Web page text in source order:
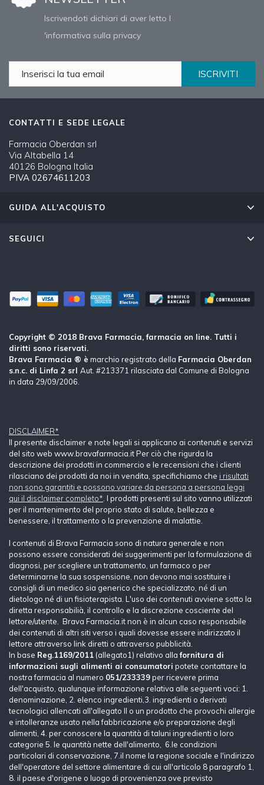
Iscrivendoti dichiari di aver letto l
'informativa sulla privacy
ISCRIVITI
CONTATTI E SEDE LEGALE
Farmacia Oberdan srl
Via Altabella 14
40126 Bologna Italia
PIVA 02674611203
GUIDA ALL'ACQUISTO
SEGUICI
Copyright © 2018 Brava Farmacia, farmacia on line. Tutti i
diritti sono riservati.
Brava Farmacia ® è marchio registrato della Farmacia Oberdan
s.n.c. di Linfa 2 srl Aut. #213371 rilasciata dal Comune di Bologna
in data 29/09/2006.
DISCLAIMER*
Il presente disclaimer e note legali si applicano ai contenuti e servizi
del sito web www.bravafarmacia.it Per ciò che rigurda la
descrizione dei prodotti in commercio e le recensioni che i clienti
rilasciano dei prodotti da noi in vendita, specifichiamo che i risultati
non sono garantiti e possono variare da persona a persona leggi
qui il disclaimer completo* . I prodotti presenti sul sito vanno utilizzati
per il mantenimento del proprio stato di salute, bellezza e
benessere, il trattamento o la prevenzione di malattie.
I contenuti di Brava Farmacia sono di natura generale e non
possono essere considerati dei suggerimenti per la formulazione di
diagnosi, per scegliere un trattamento, un farmaco o per
determinarne la sua sospensione, non devono mai sostituire i
consigli di un medico sia generico che specializzato, né di un
dietologo né di un fisioterapista. L'uso dei contenuti avviene sotto la
diretta responsabilià, il controllo e la discrezione cosciente del
lettore/utente. Brava Farmacia.it non è in alcun caso responsabile
dei contenuti di altri siti verso i quali dovesse essere indirizzato il
lettore attraverso link diretti o attraverso pubblicità.
In base Reg.1169/2011 (allegato1) relativo allafornitura di
informazioni sugli alimenti ai consumatori potete contattare la
nostra farmacia al numero 051/233339per ricevere prima
dell'acquisto, qualunque informazione relativa alle seguenti voci: 1.
denominazione, 2. elenco ingredienti,3. ingredienti o derivati
tecnologici allencati all'allegato II o un prodotto che provochi allergie
e intolleranze usato nella fabbricazione e/o preparazione degli
alimenti, 4. per conoscere la quantità di taluni ingredienti o loro
categorie 5. le quantità nette dell'alimento, 6.le condizioni
particolari di conservazione, 7.il nome la regione sociale e l'indirizzo
dell'operatore del settore alimentare di cui all'articolo 8 paragrafo 1,
8. il paese d'origene o luogo di provenienza ove previsto